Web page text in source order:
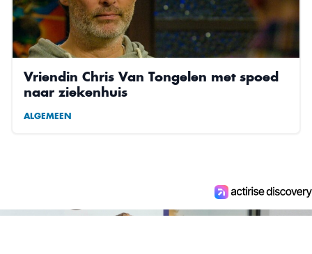
Vriendin Chris Van Tongelen met spoed
naar ziekenhuis
ALGEMEEN